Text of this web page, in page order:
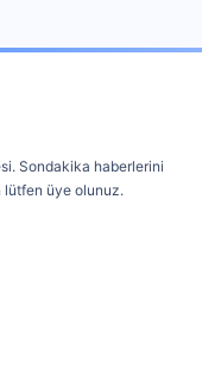
Sondakika haberlerini
lütfen üye olunuz.